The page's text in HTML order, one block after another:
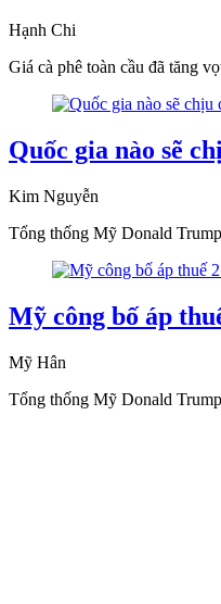
Hạnh Chi
Giá cà phê toàn cầu đã tăng
Quốc gia nào sẽ
Kim Nguyễn
Tổng thống Mỹ Donald
Mỹ công bố áp
Mỹ Hân
Tổng thống Mỹ Donald